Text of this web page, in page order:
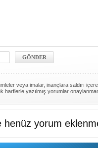
veya imalar, inançlara saldırı
yazılmış yorumlar
henüz yorum